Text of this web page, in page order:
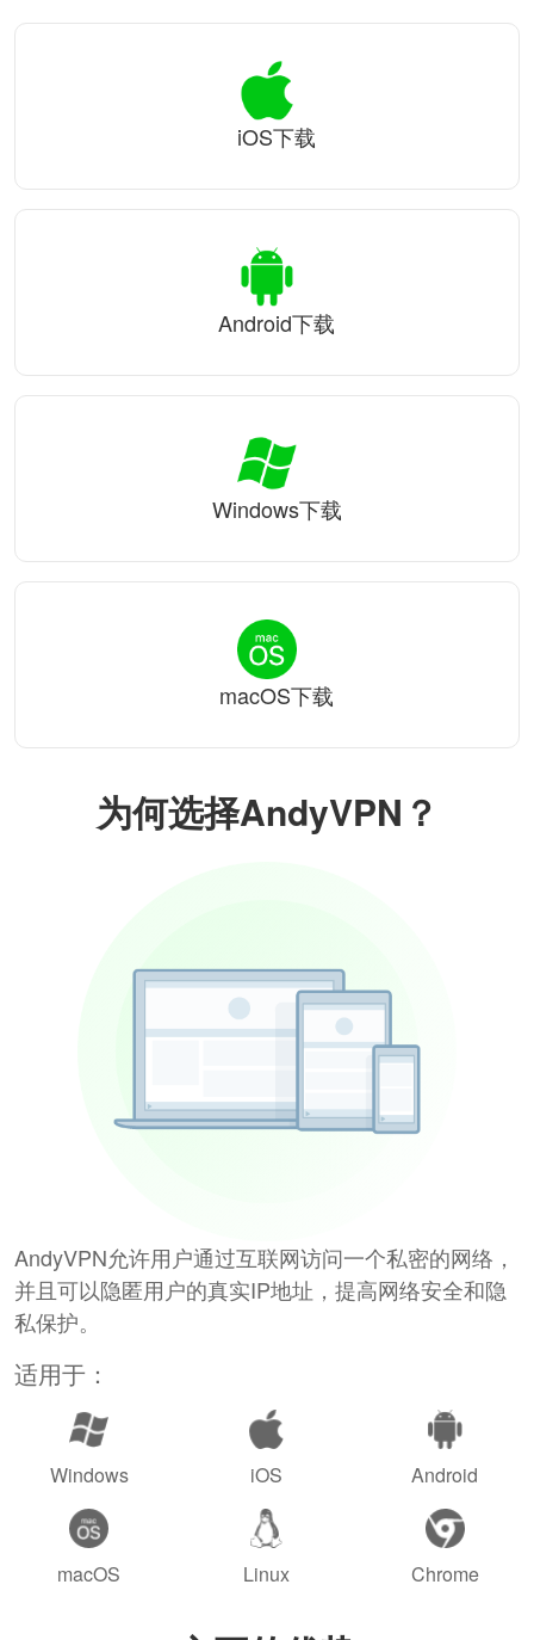
为何选择AndyVPN？
AndyVPN允许用户通过互联网访问一个私密的网络，
并且可以隐匿用户的真实IP地址，提高网络安全和隐
私保护。
适用于：
Windows iOS Android
macOS Linux Chrome
iOS下载
Android下载
Windows下载
macOS下载